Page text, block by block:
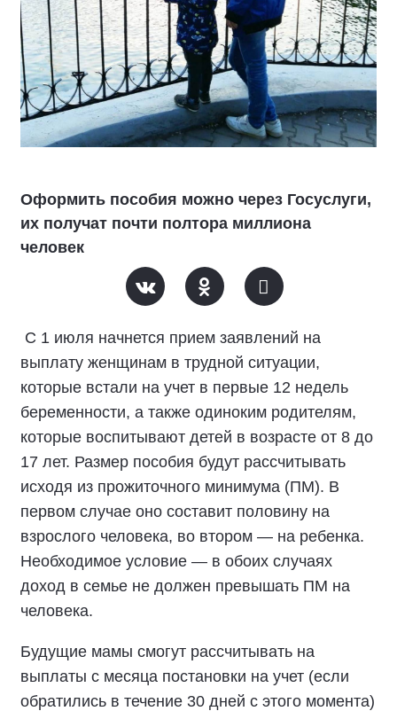
Оформить пособия можно через Госуслуги,
их получат почти полтора миллиона
человек
С 1 июля начнется прием заявлений на
выплату женщинам в трудной ситуации,
которые встали на учет в первые 12 недель
беременности, а также одиноким родителям,
которые воспитывают детей в возрасте от 8 до
17 лет. Размер пособия будут рассчитывать
исходя из прожиточного минимума (ПМ). В
первом случае оно составит половину на
взрослого человека, во втором — на ребенка.
Необходимое условие — в обоих случаях
доход в семье не должен превышать ПМ на
человека.
Будущие мамы смогут рассчитывать на
выплаты с месяца постановки на учет (если
обратились в течение 30 дней с этого момента)